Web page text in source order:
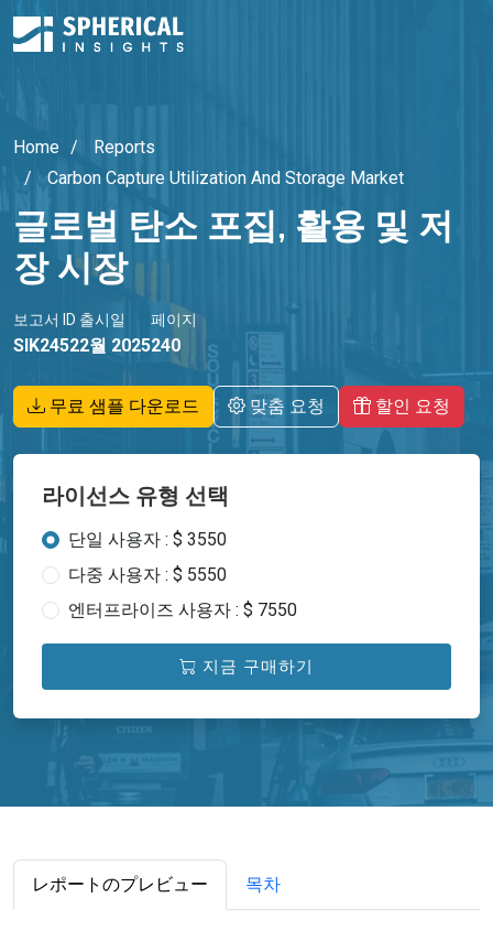
Home
Reports
Carbon Capture Utilization And Storage Market
글로벌 탄소 포집, 활용 및 저
장 시장
보고서 ID
SIK2452
출시일
2월 2025
페이지
240
무료 샘플 다운로드 맞춤 요청 할인 요청
라이선스 유형 선택
단일 사용자 : $ 3550
다중 사용자 : $ 5550
엔터프라이즈 사용자 : $ 7550
지금 구매하기
レポートのプレビュー 목차